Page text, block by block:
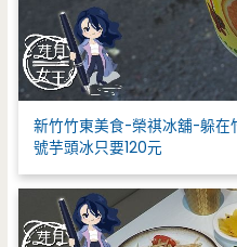
新竹竹東美食-榮祺冰舖-躲在
號芋頭冰只要120元